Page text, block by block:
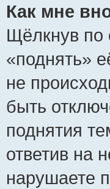
Как мне
Щёлкнув по
«поднять»
не
быть
поднятия
ответив на
нарушаете